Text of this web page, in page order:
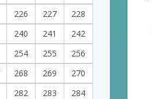
226 227
228
240 241
242
254 255
256
268 269
270
282 283
284